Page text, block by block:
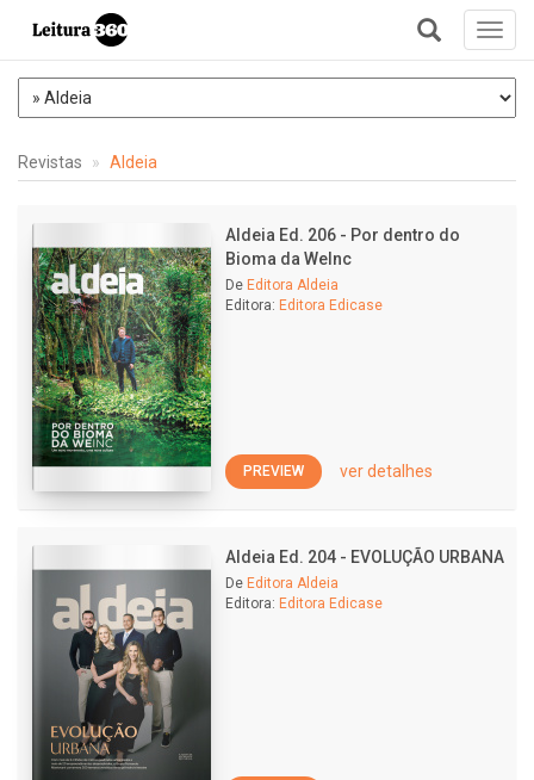
+
Revistas Aldeia
Aldeia Ed. 206 - Por dentro do
Bioma da WeInc
De Editora Aldeia
Editora: Editora Edicase
PREVIEW ver detalhes
Aldeia Ed. 204 - EVOLUÇÃO URBANA
De Editora Aldeia
Editora: Editora Edicase